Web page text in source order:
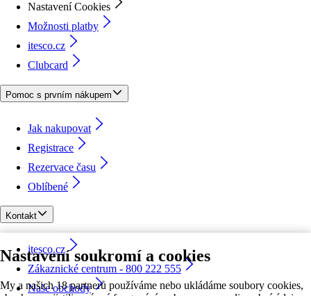
Nastavení soukromí a cookies
My a našich 18 partnerů používáme nebo ukládáme soubory cookies,
Nastavení Cookies
Možnosti platby
itesco.cz
Clubcard
Pomoc s prvním nákupem
Jak nakupovat
Registrace
Rezervace času
Oblíbené
Kontakt
itesco.cz
Zákaznické centrum - 800 222 555
Naše obchody